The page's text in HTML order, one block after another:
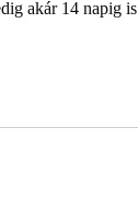
akár 14 napig is